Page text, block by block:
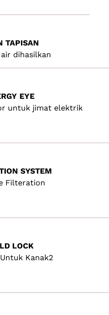
TAPISAN
dihasilkan
EYE
untuk jimat elektrik
SYSTEM
Filteration
LOCK
Kanak2